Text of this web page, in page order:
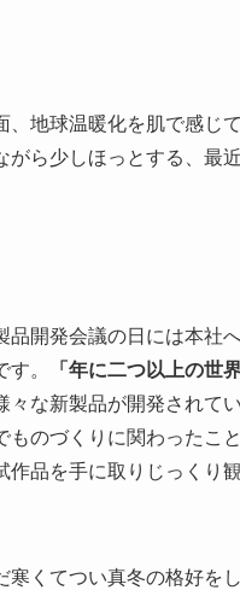
、地球温暖化を肌で感じ
ら少しほっとする、最
開発会議の日には本社
。
「年に二つ以上の世
々な新製品が開発されて
のづくりに関わったこ
品を手に取りじっくり
くてつい真冬の格好を